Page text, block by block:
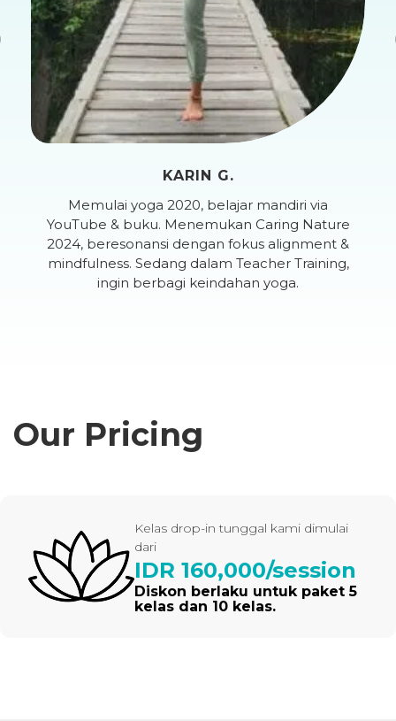
Previous
KARIN G.
Memulai yoga 2020, belajar mandiri via
YouTube & buku. Menemukan Caring Nature
2024, beresonansi dengan fokus alignment &
mindfulness. Sedang dalam Teacher Training,
ingin berbagi keindahan yoga.
Our Pricing
Kelas drop-in tunggal kami dimulai
dari
IDR 160,000/session
Diskon berlaku untuk paket 5
kelas dan 10 kelas.